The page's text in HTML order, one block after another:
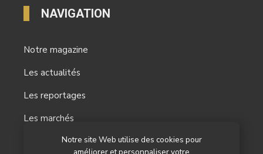
Notre site Web utilise des cookies pour
NAVIGATION
Notre magazine
Les actualités
Les reportages
Les marchés